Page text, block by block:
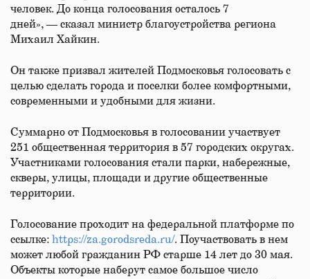
человек. До конца голосования осталось 7
дней», — сказал министр благоустройства региона
Михаил Хайкин.
Он также призвал жителей Подмосковья голосовать с
целью сделать города и поселки более комфортными,
современными и удобными для жизни.
Суммарно от Подмосковья в голосовании участвует
251 общественная территория в 57 городских округах.
Участниками голосования стали парки, набережные,
скверы, улицы, площади и другие общественные
территории.
Голосование проходит на федеральной платформе по
ссылке: https://za.gorodsreda.ru/. Поучаствовать в нем
может любой гражданин РФ старше 14 лет до 30 мая.
Объекты которые наберут самое большое число